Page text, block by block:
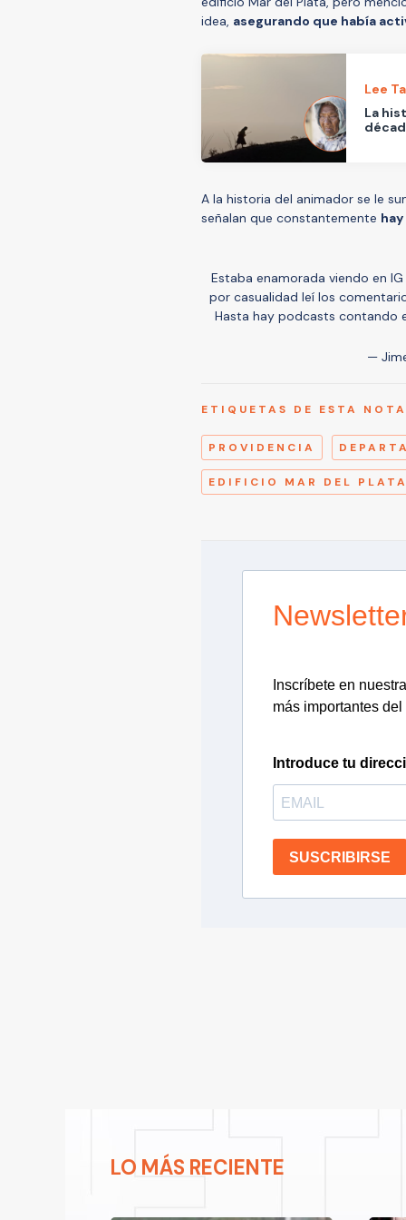
idea, asegurando que había
Lee
La
A la historia del animador se le
señalan que constantemente
Estaba enamorada viendo en
por casualidad leí los
Hasta hay podcasts contando
—
ETIQUETAS DE ESTA NOTA
PROVIDENCIA
EDIFICIO MAR DEL
Inscríbete en
más importantes
Introduce tu
SUSCRIBIRSE
LO MÁS RECIENTE